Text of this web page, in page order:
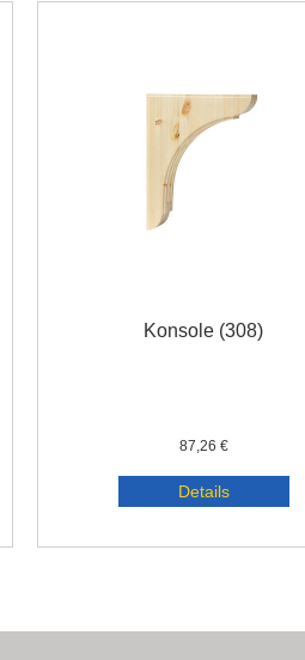
Konsole (308)
87,26 €
Details